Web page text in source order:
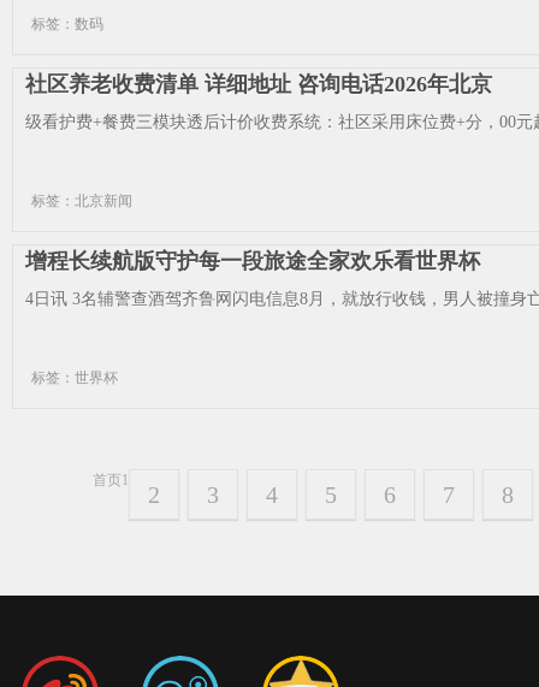
标签：数码
社区养老收费清单 详细地址 咨询电话2026年北京
级看护费+餐费三模块透后计价收费系统：社区采用床位费+分，00
标签：北京新闻
增程长续航版守护每一段旅途全家欢乐看世界杯
4日讯 3名辅警查酒驾齐鲁网闪电信息8月，就放行收钱，男人被撞身
标签：世界杯
首页1
2 3 4 5 6 7 8